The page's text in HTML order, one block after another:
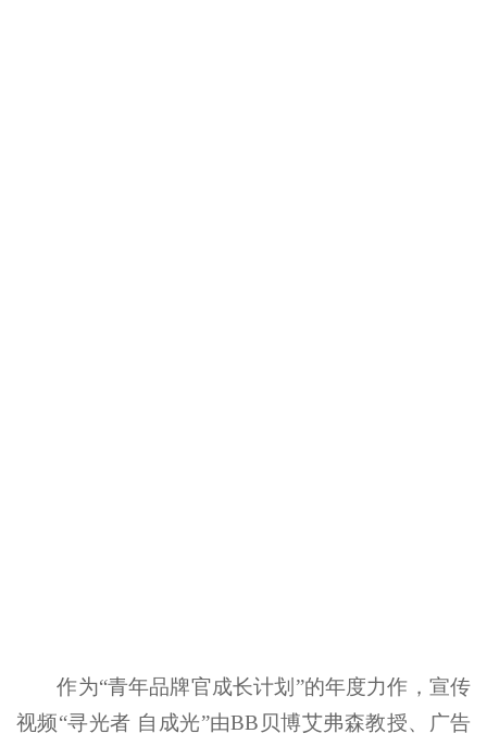
作为“青年品牌官成长计划”的年度力作，宣传
视频“寻光者 自成光”由BB贝博艾弗森教授、广告